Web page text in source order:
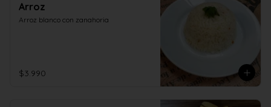
Arroz
Arroz blanco con zanahoria
$3.990